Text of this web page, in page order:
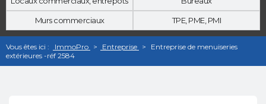
Murs commerciaux TPE, PME, PMI
Vous êtes ici : ImmoPro > Entreprise >
Entreprise de menuiseries
extérieures -réf 2584